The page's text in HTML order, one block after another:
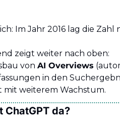
Im Jahr 2016 lag die Zahl
zeigt weiter nach oben:
von AI Overviews
in den
mit weiterem Wachstum.
da?